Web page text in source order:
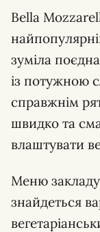
Bella
зуміла
із потужною
справжнім
швидко та
влаштувати
Меню закладу
знайдеться